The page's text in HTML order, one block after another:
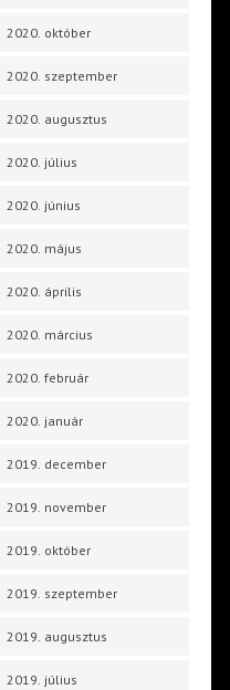
2020. október
2020. szeptember
2020. augusztus
2020. július
2020. június
2020. május
2020. április
2020. március
2020. február
2020. január
2019. december
2019. november
2019. október
2019. szeptember
2019. augusztus
2019. július